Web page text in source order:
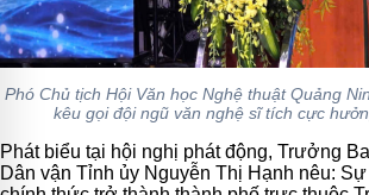
Phó Chủ tịch Hội Văn học Nghệ thuật Quảng
kêu gọi đội ngũ văn nghệ sĩ tích cực
Phát biểu tại hội nghị phát động, Trưởng
Dân vận Tỉnh ủy Nguyễn Thị Hạnh nêu: